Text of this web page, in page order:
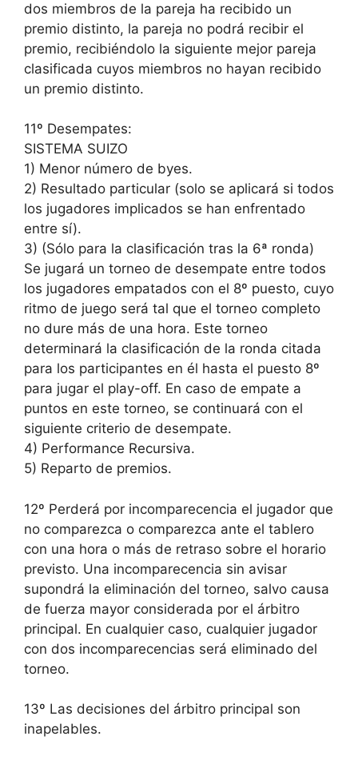
dos miembros de la pareja ha recibido un
premio distinto, la pareja no podrá recibir el
premio, recibiéndolo la siguiente mejor pareja
clasificada cuyos miembros no hayan recibido
un premio distinto.
11º Desempates:
SISTEMA SUIZO
1) Menor número de byes.
2) Resultado particular (solo se aplicará si todos
los jugadores implicados se han enfrentado
entre sí).
3) (Sólo para la clasificación tras la 6ª ronda)
Se jugará un torneo de desempate entre todos
los jugadores empatados con el 8º puesto, cuyo
ritmo de juego será tal que el torneo completo
no dure más de una hora. Este torneo
determinará la clasificación de la ronda citada
para los participantes en él hasta el puesto 8º
para jugar el play-off. En caso de empate a
puntos en este torneo, se continuará con el
siguiente criterio de desempate.
4) Performance Recursiva.
5) Reparto de premios.
12º Perderá por incomparecencia el jugador que
no comparezca o comparezca ante el tablero
con una hora o más de retraso sobre el horario
previsto. Una incomparecencia sin avisar
supondrá la eliminación del torneo, salvo causa
de fuerza mayor considerada por el árbitro
principal. En cualquier caso, cualquier jugador
con dos incomparecencias será eliminado del
torneo.
13º Las decisiones del árbitro principal son
inapelables.